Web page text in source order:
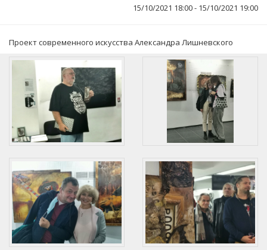
15/10/2021 18:00 - 15/10/2021 19:00
Проект современного искусства Александра Лишневского